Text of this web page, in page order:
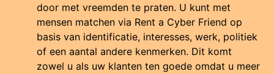
door met vreemden te praten. U kunt met
mensen matchen via Rent a Cyber Friend op
basis van identificatie, interesses, werk, politiek
of een aantal andere kenmerken. Dit komt
zowel u als uw klanten ten goede omdat u meer